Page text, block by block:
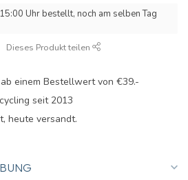
Uhr bestellt, noch am selben Tag
Dieses Produkt teilen
einem Bestellwert von €39.-
seit 2013
heute versandt.